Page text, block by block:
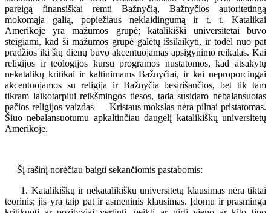
pareigą finansiškai remti Bažnyčią, Bažnyčios autoritetingą
mokomąja galią, popiežiaus neklaidingumą ir t. t. Katalikai
Amerikoje yra mažumos grupė; katalikiški universitetai buvo
steigiami, kad ši mažumos grupė galėtų išsilaikyti, ir todėl nuo pat
pradžios iki šių dienų buvo akcentuojamas apsigynimo reikalas. Kai
religijos ir teologijos kursų programos nustatomos, kad atsakytų
nekatalikų kritikai ir kaltinimams Bažnyčiai, ir kai neproporcingai
akcentuojamos su religija ir Bažnyčia besirišančios, bet tik tam
tikram laikotarpiui reikšmingos tiesos, tada susidaro nebalansuotas
pačios religijos vaizdas — Kristaus mokslas nėra pilnai pristatomas.
Šiuo nebalansuotumu apkaltinčiau daugelį katalikiškų universitetų
Amerikoje.
Šį rašinį norėčiau baigti sekančiomis pastabomis:
1. Katalikiškų ir nekatalikiškų universitetų klausimas nėra tiktai
teorinis; jis yra taip pat ir asmeninis klausimas. Įdomu ir prasminga